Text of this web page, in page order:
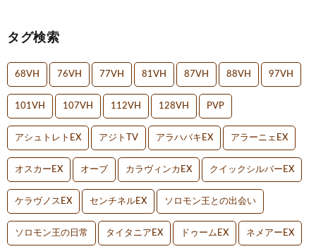
タグ検索
68VH 76VH 77VH 81VH 87VH 88VH 97VH
101VH 107VH 112VH 128VH PVP
アシュトレトEX アジトTV アラハバキEX アラーニェEX
オスカーEX オーブ カラヴィンカEX クイックシルバーEX
ケラヴノスEX センチネルEX ソロモン王との出会い
ソロモン王の日常 タイタニアEX ドゥームEX ネメアーEX